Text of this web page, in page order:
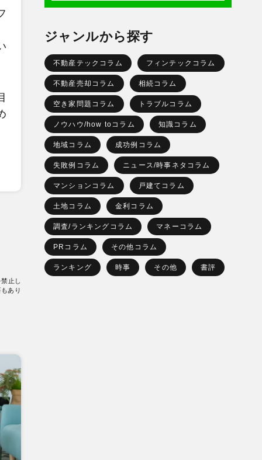
止し
あり
ジャンルから探す
不動産テックコラム フィンテックコラム
不動産売却コラム 相続コラム
空き家問題コラム トラブルコラム
ノウハウ/how toコラム 知識コラム
地域コラム 成功例コラム
失敗例コラム ニュース/時事ネタコラム
マンションコラム 戸建てコラム
土地コラム 金利コラム
調査/ランキングコラム マネーコラム
PRコラム その他コラム
ランキング 時事 その他 書評